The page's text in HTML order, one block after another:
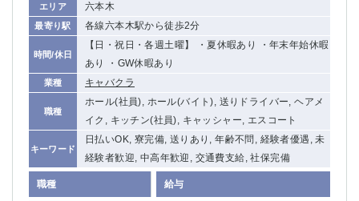
エリア 六本木
最寄り駅 各線六本木駅から徒歩2分
時間/休日
【日・祝日・各週土曜】 ・夏休暇あり ・年末年始休暇
あり ・GW休暇あり
業種 キャバクラ
職種
ホール(社員), ホール(バイト), 送りドライバー, ヘアメ
イク, キッチン(社員), キャッシャー, エスコート
キーワード
日払いOK, 寮完備, 送りあり, 年齢不問, 経験者優遇, 未
経験者歓迎, 中高年歓迎, 交通費支給, 社保完備
職種 給与
中野
府中
中目黒
ひばりヶ丘（北口）
吉祥寺（南口／公園口）
自由が丘
吉祥寺（北口／東口）
四谷
錦糸町南口
下北沢・経堂
金町（北口）
成増駅徒歩3分の好立地！①JR埼京線「赤羽駅」から徒歩2分 ②東
三軒茶屋（南口）
①歌舞伎町 ②新宿 ③新宿三丁目 ④西
①歌舞伎町 ②新宿 ③西部新宿 ③東新宿
①歌舞伎町 ②新宿